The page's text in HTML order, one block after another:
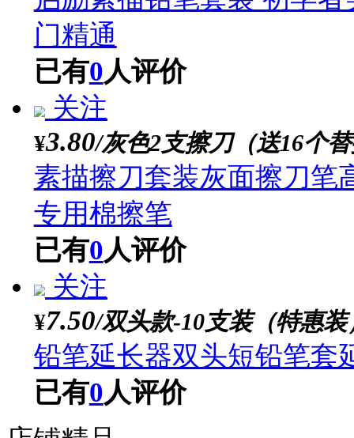
已有0人评价
关注
¥ 3.70
启励素描铅笔套装 初
门精通
已有0人评价
关注
¥3.80/灰色2支擦刀（送16
素描擦刀套装灰面擦
专用棉擦笔
已有0